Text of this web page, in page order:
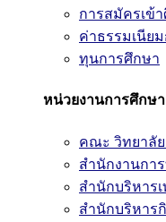
การสมัครเข้
ค่าธรรมเนีย
ทุนการศึกษา
หน่วยงานการศึกษา
คณะ วิทยาลั
สำนักงานกา
สำนักบริหาร
สำนักบริหาร